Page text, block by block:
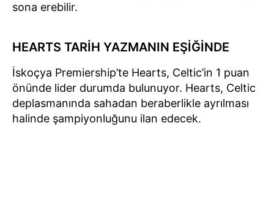
sona erebilir.
HEARTS TARİH YAZMANIN EŞİĞİNDE
İskoçya Premiership’te Hearts, Celtic’in 1 puan
önünde lider durumda bulunuyor. Hearts, Celtic
deplasmanında sahadan beraberlikle ayrılması
halinde şampiyonluğunu ilan edecek.